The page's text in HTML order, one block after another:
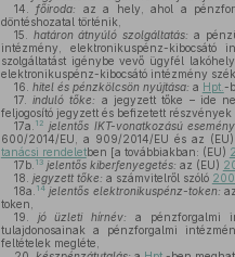
14.
főiroda:
az a hely, ahol a
döntéshozatal történik,
15.
határon átnyúló szolgáltatás: a
intézmény, elektronikuspénz-kibocsátó
szolgáltatást igénybe vevő ügyfél
elektronikuspénz-kibocsátó intézmény
16. hitel és pénzkölcsön nyújtása: a Hpt. -
17.
induló tőke: a jegyzett tőke – ide
feljogosító jegyzett és befizetett
17a. 12 jelentős IKT-vonatkozású
600/2014/EU, a 909/2014/EU és az (EU)
tanácsi rendeletben [a továbbiakban: (EU)
17b. 13 jelentős kiberfenyegetés: az (EU)
18. jegyzett tőke: a számvitelről szóló
18a. 14 jelentős elektronikuspénz-token:
token,
19.
jó üzleti hírnév: a pénzforgalmi
tulajdonosainak a pénzforgalmi
feltételek megléte,